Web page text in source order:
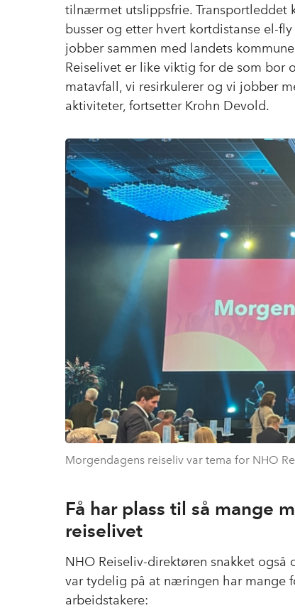
tilnærmet utslippsfrie. Transportleddet
busser og etter hvert kortdistanse el-
jobber sammen med landets
Reiselivet er like viktig for de som bor
matavfall, vi resirkulerer og vi jobber
aktiviteter, fortsetter Krohn Devold.
Morgendagens reiseliv var tema for NHO
Få har plass til så mange
reiselivet
NHO Reiseliv-direktøren snakket
var tydelig på at næringen har mange
arbeidstakere: